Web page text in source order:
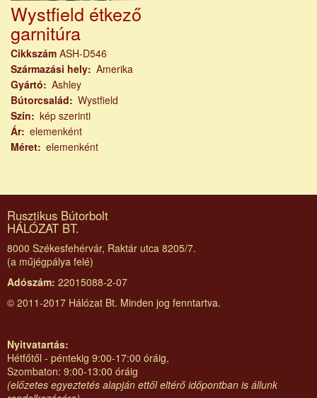
Wystfield étkező
garnitúra
Cikkszám ASH-D546
Származási hely Amerika
Gyártó
Ashley
Bútorcsalád
Wystfield
Szín
kép szerinti
Ár elemenként
Méret elemenként
Rusztikus Bútorbolt
HÁLÓZAT BT.
8000 Székesfehérvár, Raktár utca 8205/7.
(a műjégpálya felé)
Adószám: 22015088-2-07
© 2011-2017 Hálózat Bt. Minden jog fenntartva.
Nyitvatartás:
Hétfőtől - péntekig 9:00-17:00 óráig,
Szombaton: 9:00-13:00 óráig
(előzetes egyeztetés alapján ettől eltérő időpontban is állunk